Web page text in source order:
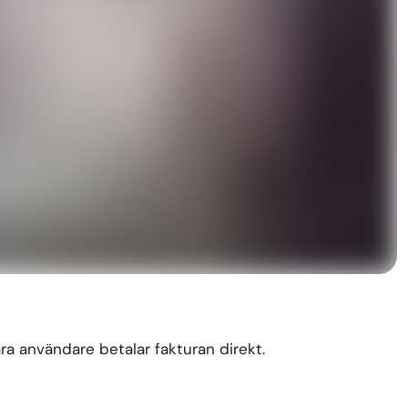
användare betalar fakturan direkt.